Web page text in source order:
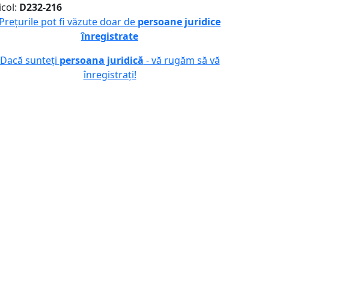
D232-216
Prețurile pot fi văzute doar de persoane juridice
înregistrate
Dacă sunteți persoana juridică - vă rugăm să vă
înregistrați!